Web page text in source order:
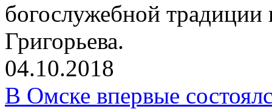
богослужебной
Григорьева.
04.10.2018
В Омске впервые